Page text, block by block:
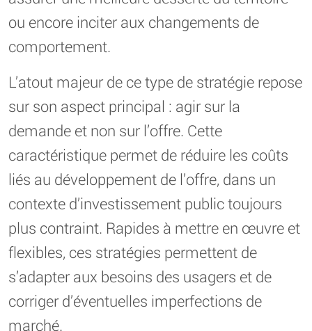
ou encore inciter aux changements de
comportement.
L’atout majeur de ce type de stratégie repose
sur son aspect principal : agir sur la
demande et non sur l’offre. Cette
caractéristique permet de réduire les coûts
liés au développement de l’offre, dans un
contexte d’investissement public toujours
plus contraint. Rapides à mettre en œuvre et
flexibles, ces stratégies permettent de
s’adapter aux besoins des usagers et de
corriger d’éventuelles imperfections de
marché.